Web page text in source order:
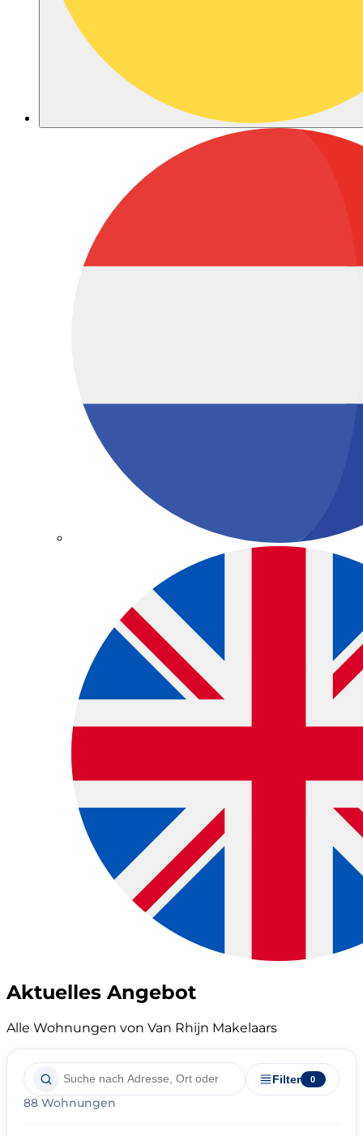
Aktuelles Angebot
Alle Wohnungen von Van Rhijn Makelaars
Filter 0
88 Wohnungen